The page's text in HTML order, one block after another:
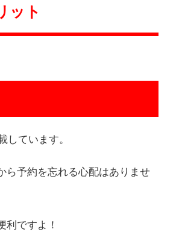
ット
ています。
ら予約を忘れる心配はありませ
利ですよ！